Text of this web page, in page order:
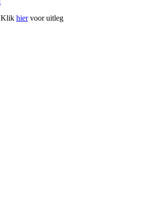
Klik hiervoor uitleg